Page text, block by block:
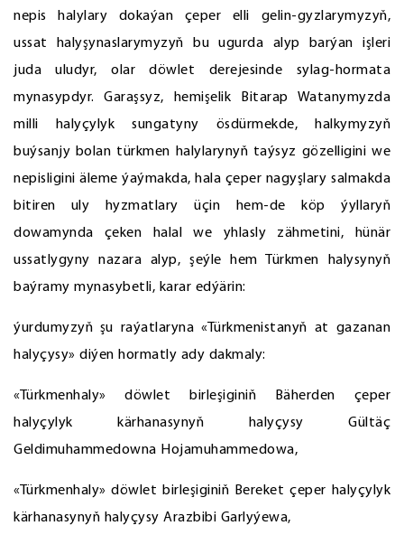
nepis halylary dokaýan çeper elli gelin-gyzlarymyzyň,
ussat halyşynaslarymyzyň bu ugurda alyp barýan işleri
juda uludyr, olar döwlet derejesinde sylag-hormata
mynasypdyr. Garaşsyz, hemişelik Bitarap Watanymyzda
milli halyçylyk sungatyny ösdürmekde, halkymyzyň
buýsanjy bolan türkmen halylarynyň taýsyz gözelligini we
nepisligini äleme ýaýmakda, hala çeper nagyşlary salmakda
bitiren uly hyzmatlary üçin hem-de köp ýyllaryň
dowamynda çeken halal we yhlasly zähmetini, hünär
ussatlygyny nazara alyp, şeýle hem Türkmen halysynyň
baýramy mynasybetli, karar edýärin:
ýurdumyzyň şu raýatlaryna «Türkmenistanyň at gazanan
halyçysy» diýen hormatly ady dakmaly:
«Türkmenhaly» döwlet birleşiginiň Bäherden çeper
halyçylyk kärhanasynyň halyçysy Gültäç
Geldimuhammedowna Hojamuhammedowa,
«Türkmenhaly» döwlet birleşiginiň Bereket çeper halyçylyk
kärhanasynyň halyçysy Arazbibi Garlyýewa,